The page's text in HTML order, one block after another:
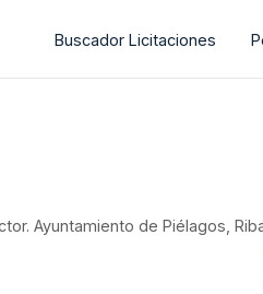
Buscador Licitaciones
Ayuntamiento de Piélagos,